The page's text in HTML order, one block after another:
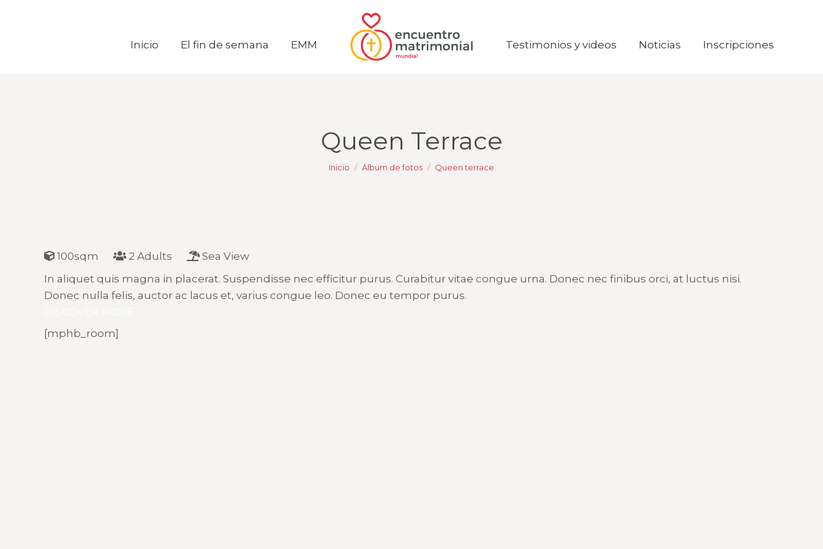
Inicio El fin de semana EMM Testimonios y videos Noticias Inscripciones
Queen Terrace
Estás aquí:
Inicio Álbum de fotos Queen terrace
100sqm 2 Adults
Sea View
In aliquet quis magna in placerat. Suspendisse nec efficitur purus. Curabitur vitae congue urna. Donec nec finibus orci, at luctus nisi.
Donec nulla felis, auctor ac lacus et, varius congue leo. Donec eu tempor purus.
[mphb_room]
Inicio El fin de semana EMM Testimonios y videos Noticias Inscripciones